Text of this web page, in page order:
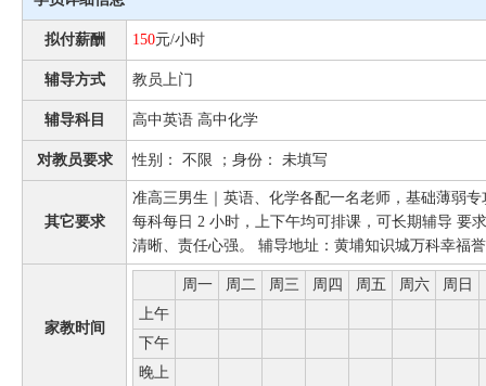
拟付薪酬 150元/小时
辅导方式 教员上门
辅导科目 高中英语 高中化学
对教员要求 性别： 不限 ；身份： 未填写
其它要求
准高三男生｜英语、化学各配一名老师，基础薄弱
每科每日 2 小时，上下午均可排课，可长期辅导 要
清晰、责任心强。 辅导地址：黄埔知识城万科幸福
家教时间
周一 周二 周三 周四 周五 周六 周日
上午
下午
晚上